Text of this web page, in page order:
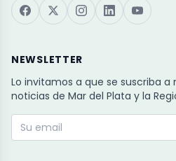
NEWSLETTER
Lo invitamos a que se suscriba
noticias de Mar del Plata y la